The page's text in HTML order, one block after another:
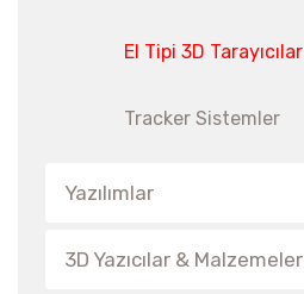
El Tipi 3D Tarayıcılar
Tracker Sistemler
Yazılımlar
3D Yazıcılar & Malzemeler